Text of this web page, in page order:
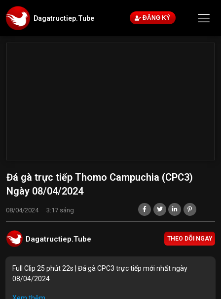
Dagatructiep.Tube ĐĂNG KÝ
Đá gà trực tiếp Thomo Campuchia (CPC3)
Ngày 08/04/2024
08/04/2024 3:17 sáng
Dagatructiep.Tube THEO DÕI NGAY
Full Clip 25 phút 22s | Đá gà CPC3 trực tiếp mới nhất ngày
08/04/2024
Mục lục Video: